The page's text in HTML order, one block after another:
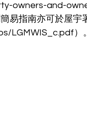
owners-and-
易指南亦可於屋宇
LGMWIS_c.pdf）。